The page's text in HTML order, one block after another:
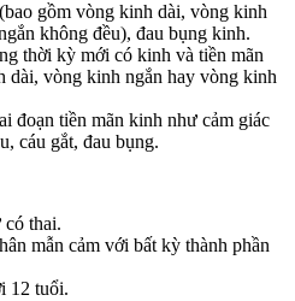
gồm vòng kinh dài, vòng kinh
không đều), đau bụng kinh.
thời kỳ mới có kinh và tiền mãn
dài, vòng kinh ngắn hay vòng kinh
đoạn tiền mãn kinh như cảm giác
cáu gắt, đau bụng.
thai.
mẫn cảm với bất kỳ thành phần
12 tuổi.